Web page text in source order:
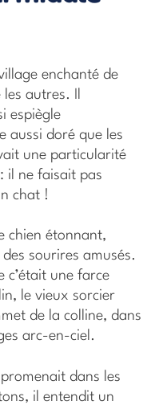
enchanté de
autres. Il
espiègle
aussi doré que les
une particularité
il ne faisait pas
chat !
chien étonnant,
sourires amusés.
c’était une farce
le vieux sorcier
de la colline, dans
arc-en-ciel.
dans les
il entendit un